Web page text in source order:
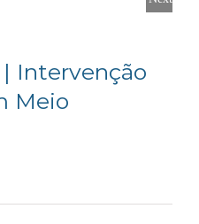
Intervenção
Meio